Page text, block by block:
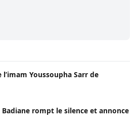
l’imam Youssoupha Sarr de
Badiane rompt le silence et annonce